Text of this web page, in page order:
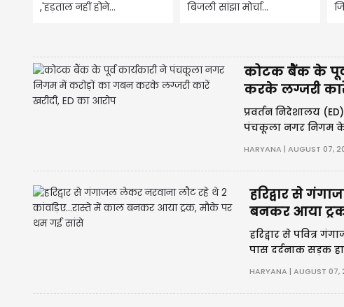
,'हड़ताल नहीं होने...
बिजली सांझा मोर्चा...
कोटक बैंक के
करके लग्जरी
प्रवर्तन निदेशालय
पंचकूला नगर निगम के
डेविडसन जैसे लग्जरी
HARYANA | AUGUST 07,
हरिद्वार से
बनकर आया
हरिद्वार से पवित्र
पास दर्दनाक सड़क
को टक्कर मार दी।
HARYANA | AUGUST 07,